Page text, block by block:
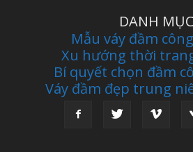
DANH MỤC
Mẫu váy đầm
Xu hướng thời
Bí quyết chọn đầm
Váy đầm đẹp trung